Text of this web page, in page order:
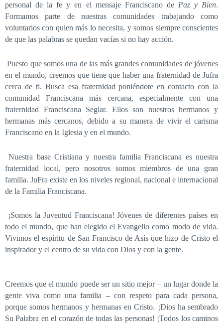
personal de la fe y en el mensaje Franciscano de Paz y Bien.
Formamos parte de nuestras comunidades trabajando como
voluntarios con quien más lo necesita, y somos siempre conscientes
de que las palabras se quedan vacías si no hay acción.
Puesto que somos una de las más grandes comunidades de jóvenes
en el mundo, creemos que tiene que haber una fraternidad de Jufra
cerca de ti. Busca esa fraternidad poniéndote en contacto con la
comunidad Franciscana más cercana, especialmente con una
fraternidad Franciscana Seglar. Ellos son nuestros hermanos y
hermanas más cercanos, debido a su manera de vivir el carisma
Franciscano en la Iglesia y en el mundo.
Nuestra base Cristiana y nuestra familia Franciscana es nuestra
fraternidad local, pero nosotros somos miembros de una gran
familia. JuFra existe en los niveles regional, nacional e internacional
de la Familia Franciscana.
¡Somos la Juventud Franciscana! Jóvenes de diferentes países en
todo el mundo, que han elegido el Evangelio como modo de vida.
Vivimos el espíritu de San Francisco de Asís que hizo de Cristo el
inspirador y el centro de su vida con Dios y con la gente.
Creemos que el mundo puede ser un sitio mejor – un lugar donde la
gente viva como una familia – con respeto para cada persona,
porque somos hermanos y hermanas en Cristo. ¡Dios ha sembrado
Su Palabra en el corazón de todas las personas! ¡Todos los caminos